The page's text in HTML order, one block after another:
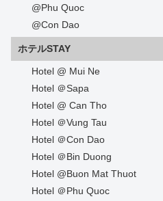
@Phu Quoc
@Con Dao
ホテルSTAY
Hotel @ Mui Ne
Hotel ＠Sapa
Hotel @ Can Tho
Hotel ＠Vung Tau
Hotel ＠Con Dao
Hotel ＠Bin Duong
Hotel @Buon Mat Thuot
Hotel ＠Phu Quoc